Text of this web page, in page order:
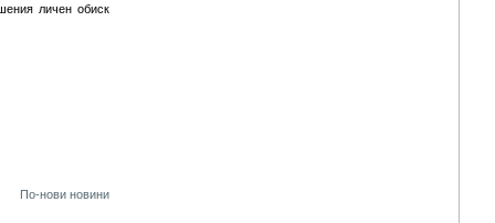
личен обиск
По-нови новини